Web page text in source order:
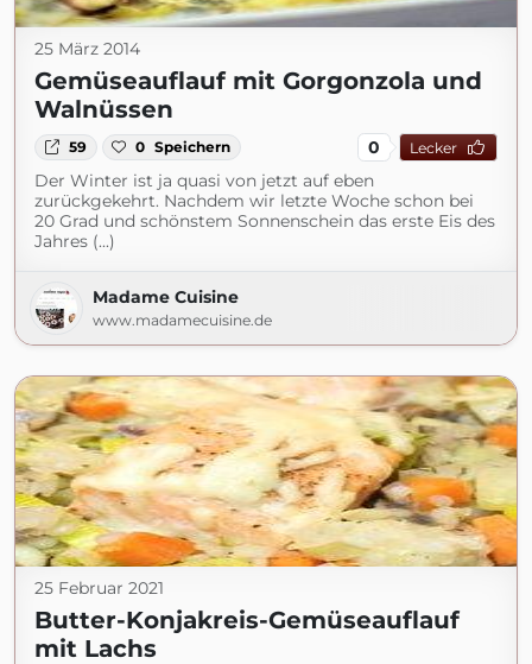
25 März 2014
Gemüseauflauf mit Gorgonzola und
Walnüssen
59 0 Speichern 0 Lecker
Der Winter ist ja quasi von jetzt auf eben
zurückgekehrt. Nachdem wir letzte Woche schon bei
20 Grad und schönstem Sonnenschein das erste Eis des
Jahres (...)
Madame Cuisine
www.madamecuisine.de
25 Februar 2021
Butter-Konjakreis-Gemüseauflauf
mit Lachs